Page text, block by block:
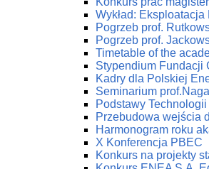
Wykład:
Pogrzeb prof.
Pogrzeb prof.
Timetable of the
Stypendium Fundacji
Kadry dla Polskiej
Seminarium
Podstawy
Przebudowa wejścia
Harmonogram roku
X Konferencja PBEC
Konkurs na projekty